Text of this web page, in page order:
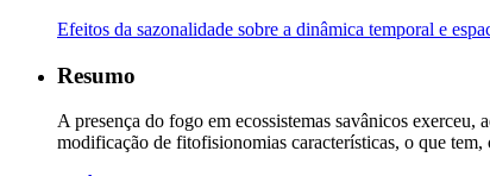
Efeitos da sazonalidade sobre a dinâmica temporal e
Resumo
A presença do fogo em ecossistemas savânicos
modificação de fitofisionomias características, o que